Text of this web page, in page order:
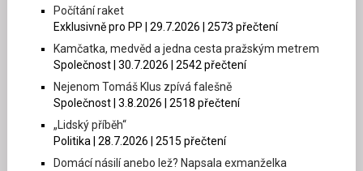
Počítání raket
Exklusivně pro PP | 29.7.2026 | 2573 přečtení
Kamčatka, medvěd a jedna cesta pražským metrem
Společnost | 30.7.2026 | 2542 přečtení
Nejenom Tomáš Klus zpívá falešně
Společnost | 3.8.2026 | 2518 přečtení
„Lidský příběh“
Politika | 28.7.2026 | 2515 přečtení
Domácí násilí anebo lež? Napsala exmanželka